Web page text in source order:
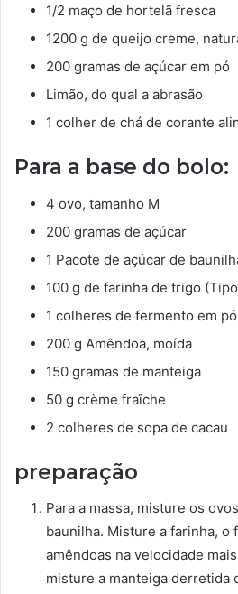
1/2 maço de hortelã fresca
1200 g de queijo creme,
200 gramas de açúcar em pó
Limão, do qual a abrasão
1 colher de chá de corante
Para a base do bolo:
4 ovo, tamanho M
200 gramas de açúcar
1 Pacote de açúcar de
100 g de farinha de trigo
1 colheres de fermento em pó
200 g Amêndoa, moída
150 gramas de manteiga
50 g crème fraîche
2 colheres de sopa de cacau
preparação
Para a massa, misture os
baunilha. Misture a farinha, o
amêndoas na velocidade
misture a manteiga derretida